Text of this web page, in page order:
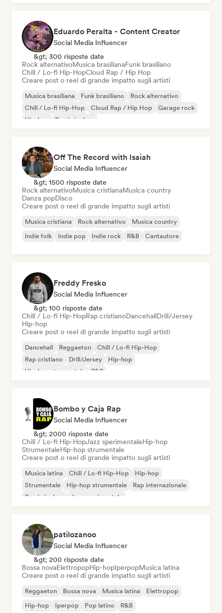
Eduardo Peralta - Content Creator
Social Media Influencer
&gt; 300 risposte date
Rock alternativoMusica brasilianaFunk brasiliano
Chill / Lo-fi Hip-HopCloud Rap / Hip Hop
Creare post o reel di grande impatto sugli artisti
Musica brasiliana Funk brasiliano
Rock alternativo
Chill / Lo-fi Hip-Hop
Cloud Rap / Hip Hop
Garage rock
Hip-hop
Rap in inglese
Off The Record with Isaiah
Social Media Influencer
&gt; 1500 risposte date
Rock alternativoMusica cristianaMusica country
Danza popDisco
Creare post o reel di grande impatto sugli artisti
Musica cristiana Rock alternativo
Musica country
Indie folk
Indie pop Indie rock R&B Cantautore
Freddy Fresko
Social Media Influencer
&gt; 100 risposte date
Chill / Lo-fi Hip-HopRap cristianoDancehallDrill/Jersey
Hip-hop
Creare post o reel di grande impatto sugli artisti
Dancehall Reggaeton
Chill / Lo-fi Hip-Hop
Rap cristiano
Drill/Jersey
Hip-hop
Hip-hop strumentale
R&B
Bombo y Caja Rap
Social Media Influencer
&gt; 2000 risposte date
Chill / Lo-fi Hip-HopJazz sperimentaleHip-hop
StrumentaleHip-hop strumentale
Creare post o reel di grande impatto sugli artisti
Musica latina Chill / Lo-fi Hip-Hop
Hip-hop
Strumentale
Hip-hop strumentale
Rap internazionale
Rap in inglese
Jazz sperimentale
patilozanoo
Social Media Influencer
&gt; 200 risposte date
Bossa novaElettropopHip-hopIperpopMusica latina
Creare post o reel di grande impatto sugli artisti
Reggaeton Bossa nova Musica latina
Elettropop
Hip-hop
Iperpop Pop latino R&B